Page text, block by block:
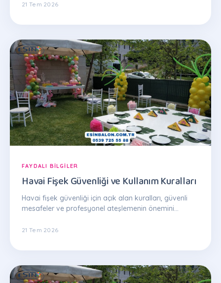
21 Tem 2026
FAYDALI BILGILER
Havai Fişek Güvenliği ve Kullanım Kuralları
Havai fişek güvenliği için açık alan kuralları, güvenli
mesafeler ve profesyonel ateşlemenin önemini
21 Tem 2026